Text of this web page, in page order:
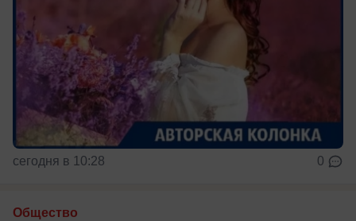
сегодня в 10:28 0
Общество